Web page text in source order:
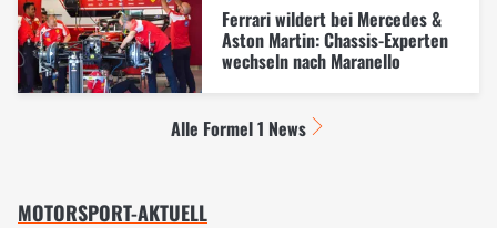
Ferrari wildert bei Mercedes &
Aston Martin: Chassis-Experten
wechseln nach Maranello
Alle Formel 1 News
MOTORSPORT-AKTUELL